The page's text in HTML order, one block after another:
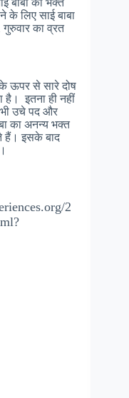
बाबा का भक्त
के लिए साई बाबा
गुरुवार का व्रत
ऊपर से सारे दोष
है । इतना ही नहीं
भी उचे पद और
का अनन्य भक्त
हैं । इसके बाद
।
2